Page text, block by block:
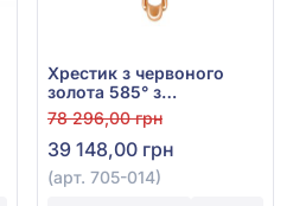
Хрестик з червоного
золота 585° з
діамантами 0,16ct, арт.
705-014
78 296,00 грн
39 148,00 грн
(арт. 705-014)